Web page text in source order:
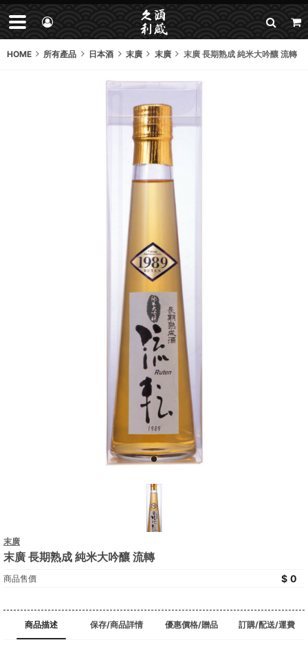
HOME 所有產品 日本酒 末廣 末廣 末廣 長期熟成 純米大吟釀 流轉
末廣
末廣 長期熟成 純米大吟釀 流轉
商品售價 0
商品描述 保存/商品詳情 優惠價格/贈品 訂購/配送/運費